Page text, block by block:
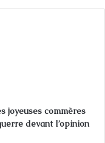
joyeuses commères
devant l’opinion